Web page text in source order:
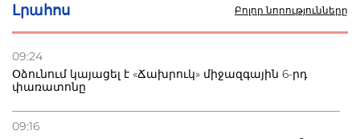
Լրահոս Բոլոր նորությունները
09:24
Օձունում կայացել է «Ճախրուկ» միջազգային 6-րդ
փառատոնը
09:16
22.07.2026
տուժածներ կան
բնակվել Ռուսաստանում